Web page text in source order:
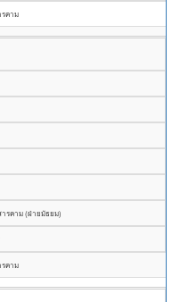
คาม
รคาม (ฝ่ายมัธยม)
คาม